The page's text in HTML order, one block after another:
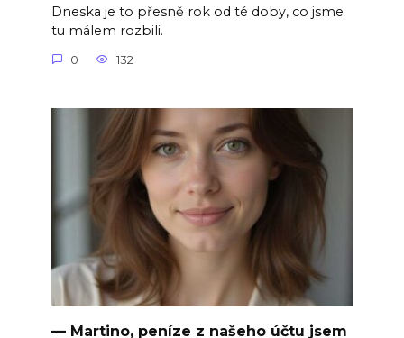
Dneska je to přesně rok od té doby, co jsme
tu málem rozbili.
0 132
— Martino, peníze z našeho účtu jsem